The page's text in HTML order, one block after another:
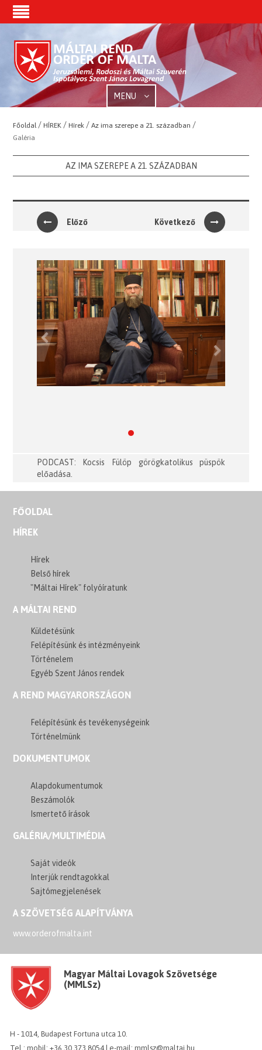
MENU
Főoldal /HÍREK /Hírek /Az ima szerepe a 21. században /
Galéria
AZ IMA SZEREPE A 21. SZÁZADBAN
Előző Következő
Previous
PODCAST: Kocsis Fülöp görögkatolikus püspök
előadása.
FŐOLDAL
HÍREK
Hírek
Belső hírek
"Máltai Hírek" folyóíratunk
A MÁLTAI REND
Küldetésünk
Felépítésünk és intézményeink
Történelem
Egyéb Szent János rendek
A REND MAGYARORSZÁGON
Felépítésünk és tevékenységeink
Történelmünk
DOKUMENTUMOK
Alapdokumentumok
Beszámolók
Ismertető írások
GALÉRIA/MULTIMÉDIA
Saját videók
Interjúk rendtagokkal
Sajtómegjelenések
A SZÖVETSÉG ALAPÍTVÁNYA
www.orderofmalta.int
Magyar Máltai Lovagok Szövetsége
(MMLSz)
H - 1014, Budapest Fortuna utca 10.
Tel.: mobil: +36 30 373 8054 | e-mail: mmlsz@maltai.hu